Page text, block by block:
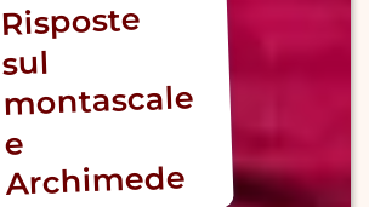
Risposte
sul
montascale
e
Archimede